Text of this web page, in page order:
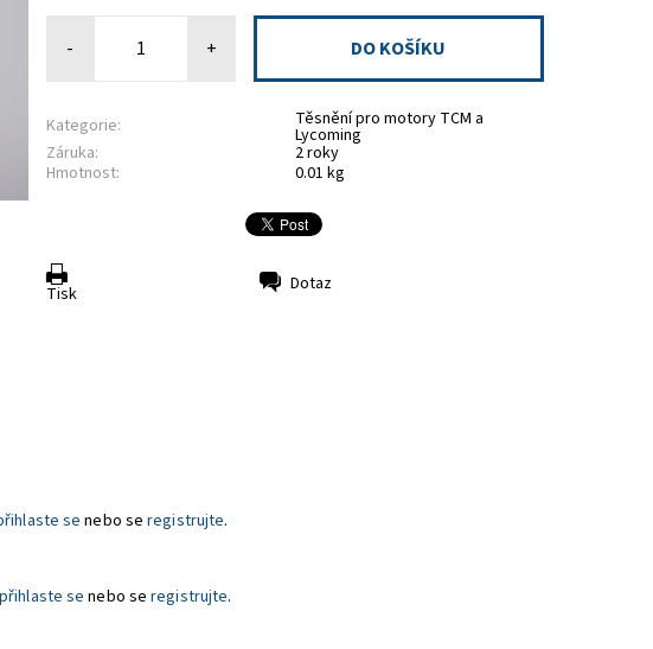
- +
Kategorie: Těsnění pro motory TCM a
Lycoming
Záruka:
2 roky
Hmotnost:
0.01 kg
Tisk Dotaz
se nebo seregistrujte.
přihlaste se nebo seregistrujte.